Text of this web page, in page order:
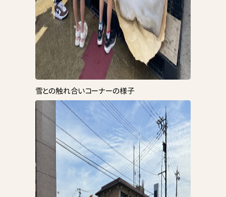
雪との触れ合いコーナーの様子